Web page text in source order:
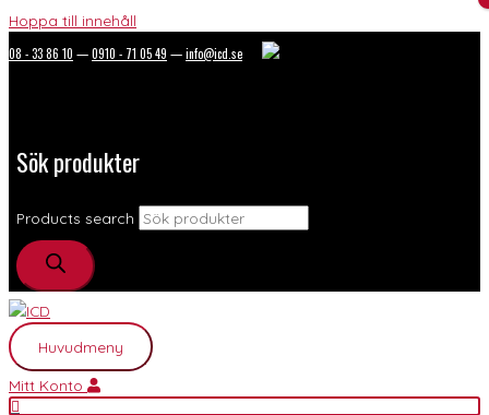
Hoppa till innehåll
08 - 33 86 10 —0910 - 71 05 49 —info@icd.se
Sök produkter
Products search
Huvudmeny
Mitt Konto